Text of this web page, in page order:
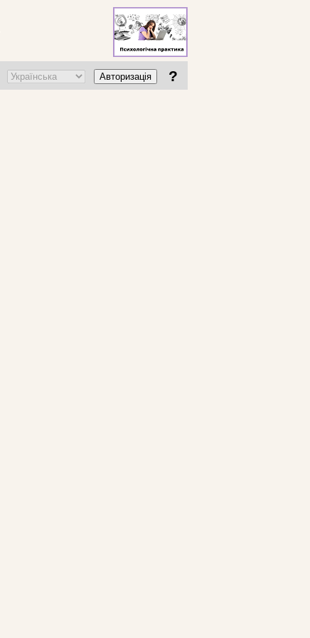
Авторизація ?